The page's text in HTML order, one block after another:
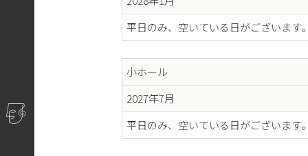
平日のみ、空いている日がございます
小ホール
2027年7月
平日のみ、空いている日がございます